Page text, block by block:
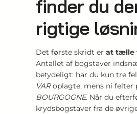
finder du
rigtige
Det første skridt er at tælle
Antallet af bogstaver
betydeligt: har du kun tre
VARoplagte, mens ni felter
BOURGOGNE. Når du
krydsbogstaver fra de